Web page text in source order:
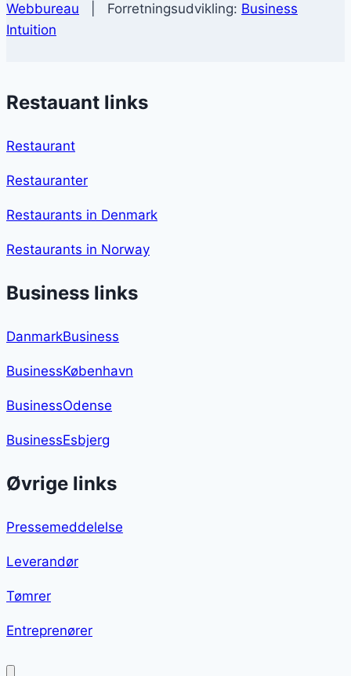
Webbureau | Forretningsudvikling: Business
Intuition
Restauant links
Restaurant
Restauranter
Restaurants in Denmark
Restaurants in Norway
Business links
DanmarkBusiness
BusinessKøbenhavn
BusinessOdense
BusinessEsbjerg
Øvrige links
Pressemeddelelse
Leverandør
Tømrer
Entreprenører